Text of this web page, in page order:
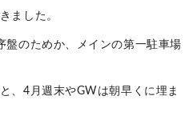
ました。
盤のためか、メインの第一駐車場
、4月週末やGWは朝早くに埋ま